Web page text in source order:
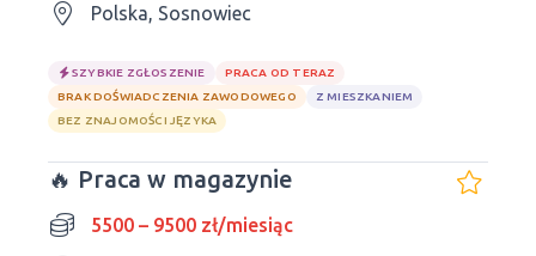
Polska, Sosnowiec
SZYBKIE ZGŁOSZENIE
PRACA OD TERAZ
BRAK DOŚWIADCZENIA ZAWODOWEGO
Z MIESZKANIEM
BEZ ZNAJOMOŚCI JĘZYKA
🔥 Praca w magazynie
5500 – 9500 zł/miesiąc